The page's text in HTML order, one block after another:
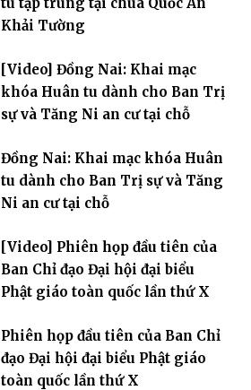
Khải Tường
[Video] Đồng Nai: Khai mạc
khóa Huân tu dành cho Ban Trị
sự và Tăng Ni an cư tại chỗ
Đồng Nai: Khai mạc khóa Huân
tu dành cho Ban Trị sự và Tăng
Ni an cư tại chỗ
[Video] Phiên họp đầu tiên của
Ban Chỉ đạo Đại hội đại biểu
Phật giáo toàn quốc lần thứ X
Phiên họp đầu tiên của Ban Chỉ
đạo Đại hội đại biểu Phật giáo
toàn quốc lần thứ X